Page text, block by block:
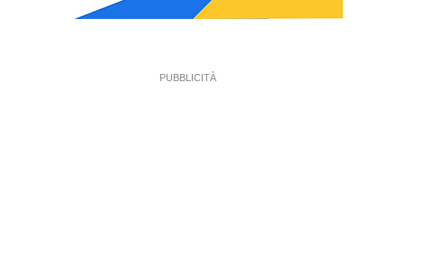
PUBBLICITÀ